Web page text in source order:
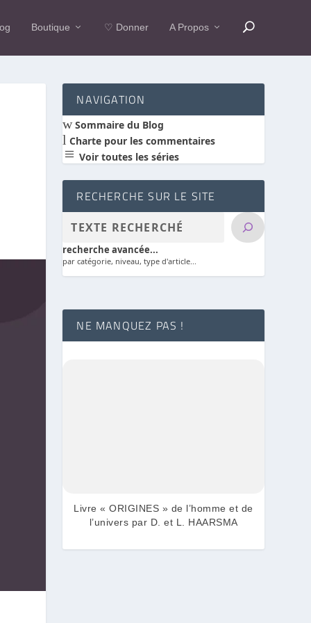
Boutique ♡ Donner A Propos
NAVIGATION
wSommaire du Blog
l Charte pour les commentaires
a Voir toutes les séries
RECHERCHE SUR LE SITE
recherche avancée...
par catégorie, niveau, type d'article...
NE MANQUEZ PAS !
Livre « ORIGINES » de l’homme et de
l’univers par D. et L. HAARSMA